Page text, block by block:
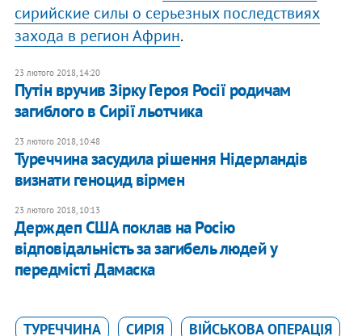
сирийские силы о серьезных последствиях
захода в регион Африн.
23 лютого 2018, 14:20
Путін вручив Зірку Героя Росії родичам
загиблого в Сирії льотчика
23 лютого 2018, 10:48
Туреччина засудила рішення Нідерландів
визнати геноцид вірмен
23 лютого 2018, 10:13
Держдеп США поклав на Росію
відповідальність за загибель людей у
передмісті Дамаска
ТУРЕЧЧИНА СИРІЯ ВІЙСЬКОВА ОПЕРАЦІЯ